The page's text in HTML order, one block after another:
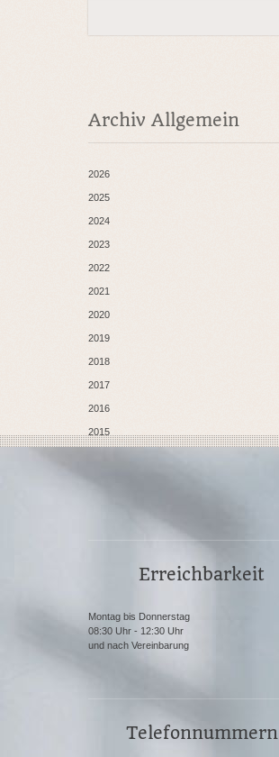
Archiv Allgemein
2026
2025
2024
2023
2022
2021
2020
2019
2018
2017
2016
2015
Erreichbarkeit
Montag bis Donnerstag
08:30 Uhr - 12:30 Uhr
und nach Vereinbarung
Telefonnummern